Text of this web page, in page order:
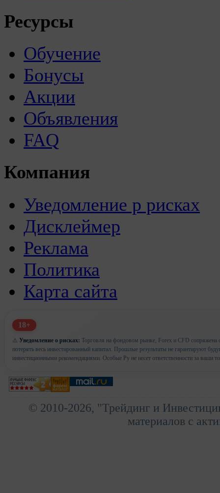
Ресурсы
Обучение
Бонусы
Акции
Объявления
FAQ
Компания
Уведомление р рисках
Дисклеймер
Реклама
Политика
Карта сайта
18+
⚠️ Уведомление о рисках: Торговля на фондовом рынке, Forex и CFD сопряжена
потерять весь инвестированный капитал. Прошлые результаты не гарантируют
инвестиционными рекомендациями. Особые Ру не несет ответственности за ваши
© 2010-2026, "Трейдинг и
материалов с